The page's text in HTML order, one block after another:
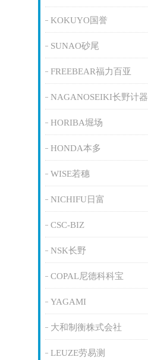
KOKUYO国誉
SUNAO砂尾
FREEBEAR福力百亚
NAGANOSEIKI长野计器
HORIBA堀场
HONDA本多
WISE若穗
NICHIFU日富
CSC-BIZ
NSK长野
COPAL尼德科科宝
YAGAMI
大和制衡株式会社
LEUZE劳易测